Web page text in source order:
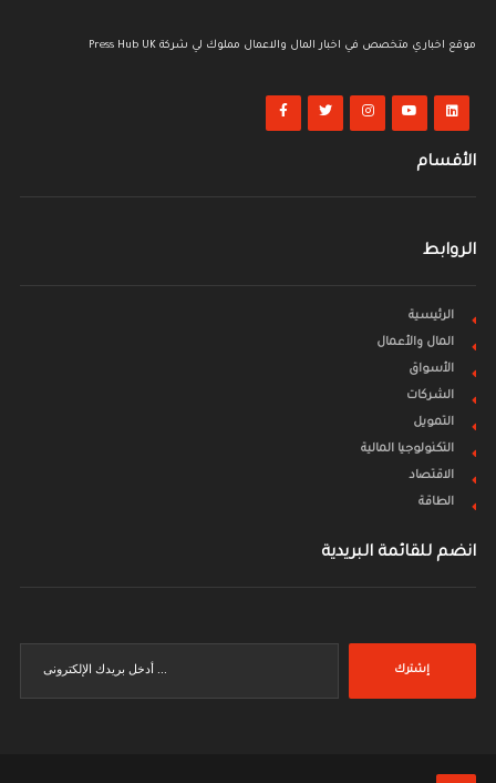
موقع اخباري متخصص في اخبار المال والاعمال مملوك لي شركة Press Hub UK
الأقسام
الروابط
الرئيسية
المال والأعمال
الأسواق
الشركات
التمويل
التكنولوجيا المالية
الاقتصاد
الطاقة
انضم للقائمة البريدية
إشترك